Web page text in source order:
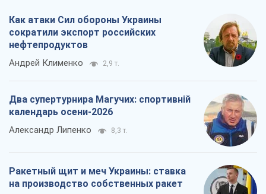
Как атаки Сил обороны Украины
сократили экспорт российских
нефтепродуктов
Андрей Клименко 2,9 т.
Два супертурнира Магучих: спортивній
календарь осени-2026
Александр Липенко 8,3 т.
Ракетный щит и меч Украины: ставка
на производство собственных ракет